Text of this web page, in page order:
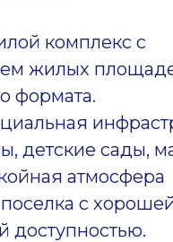
комплекс с
жилых
формата.
детские сады,
атмосфера
с
доступностью.